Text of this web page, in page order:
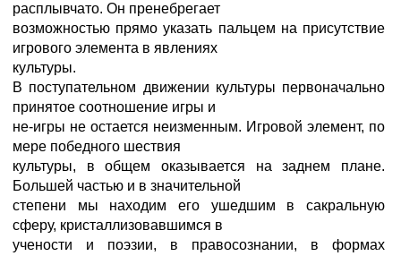
расплывчато. Он пренебрегает
возможностью прямо указать пальцем на присутствие
игрового элемента в явлениях
культуры.
В поступательном движении культуры первоначально
принятое соотношение игры и
не-игры не остается неизменным. Игровой элемент, по
мере победного шествия
культуры, в общем оказывается на заднем плане.
Большей частью и в значительной
степени мы находим его ушедшим в сакральную
сферу, кристаллизовавшимся в
учености и поэзии, в правосознании, в формах